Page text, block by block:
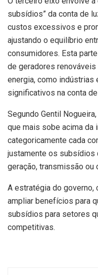
subsídios” da conta de
custos excessivos e
ajustando o equilíbrio
consumidores. Esta
de geradores
energia, como
significativos na conta
Segundo Gentil
que mais sobe acima da
categoricamente cada
justamente os subsídios
geração, transmissão ou
A estratégia do governo,
ampliar benefícios para
subsídios para setores
competitivas.